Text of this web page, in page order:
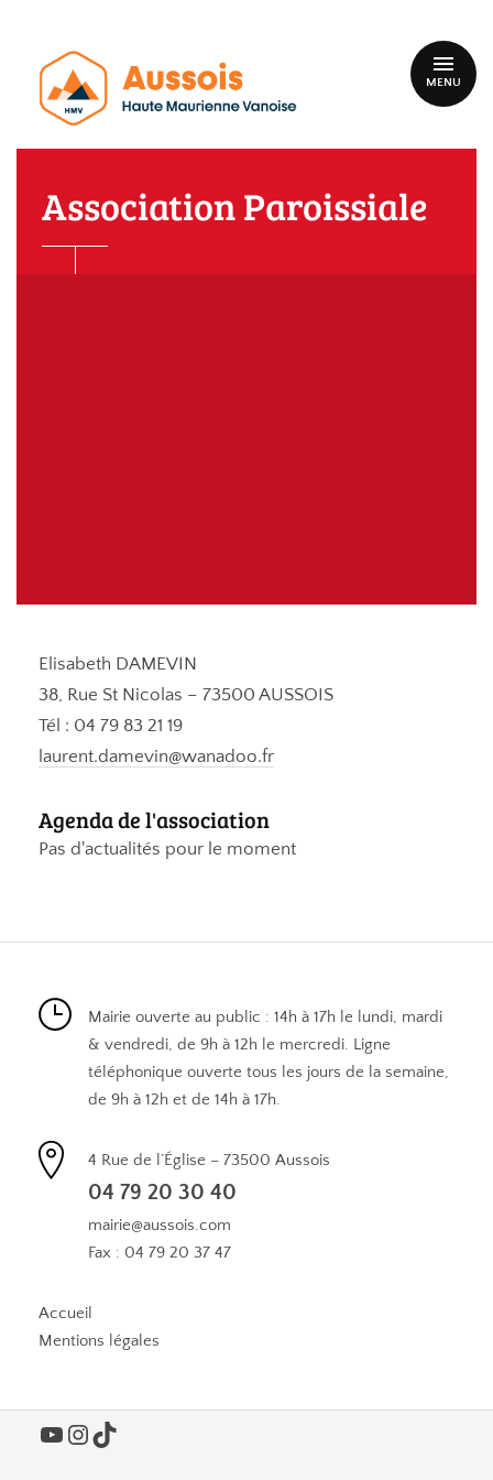
MENU
Association Paroissiale
Elisabeth DAMEVIN
38, Rue St Nicolas – 73500 AUSSOIS
Tél : 04 79 83 21 19
laurent.damevin@wanadoo.fr
Agenda de l'association
Pas d'actualités pour le moment
Mairie ouverte au public : 14h à 17h le lundi, mardi
& vendredi, de 9h à 12h le mercredi. Ligne
téléphonique ouverte tous les jours de la semaine,
de 9h à 12h et de 14h à 17h.
4 Rue de l’Église – 73500 Aussois
04 79 20 30 40
mairie@aussois.com
Fax : 04 79 20 37 47
Accueil
Mentions légales
YouTube
Instagram
TikTok